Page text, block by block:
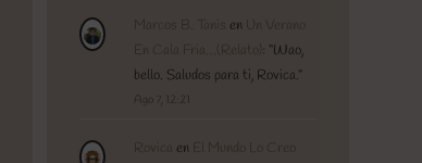
Marcos B. Tanis en Un Verano
En Cala Fria…(Relato) : “Wao,
bello. Saludos para ti, Rovica.”
Ago 7, 12:21
Rovica en El Mundo Lo Creo